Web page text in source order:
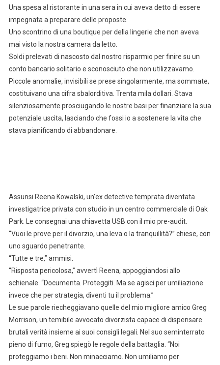
Una spesa al ristorante in una sera in cui aveva detto di essere
impegnata a preparare delle proposte.
Uno scontrino di una boutique per della lingerie che non aveva
mai visto la nostra camera da letto.
Soldi prelevati di nascosto dal nostro risparmio per finire su un
conto bancario solitario e sconosciuto che non utilizzavamo.
Piccole anomalie, invisibili se prese singolarmente, ma sommate,
costituivano una cifra sbalorditiva. Trenta mila dollari. Stava
silenziosamente prosciugando le nostre basi per finanziare la sua
potenziale uscita, lasciando che fossi io a sostenere la vita che
stava pianificando di abbandonare.
Assunsi Reena Kowalski, un’ex detective temprata diventata
investigatrice privata con studio in un centro commerciale di Oak
Park. Le consegnai una chiavetta USB con il mio pre-audit.
“Vuoi le prove per il divorzio, una leva o la tranquillità?” chiese, con
uno sguardo penetrante.
“Tutte e tre,” ammisi.
“Risposta pericolosa,” avvertì Reena, appoggiandosi allo
schienale. “Documenta. Proteggiti. Ma se agisci per umiliazione
invece che per strategia, diventi tu il problema.”
Le sue parole riecheggiavano quelle del mio migliore amico Greg
Morrison, un temibile avvocato divorzista capace di dispensare
brutali verità insieme ai suoi consigli legali. Nel suo seminterrato
pieno di fumo, Greg spiegò le regole della battaglia. “Noi
proteggiamo i beni. Non minacciamo. Non umiliamo per